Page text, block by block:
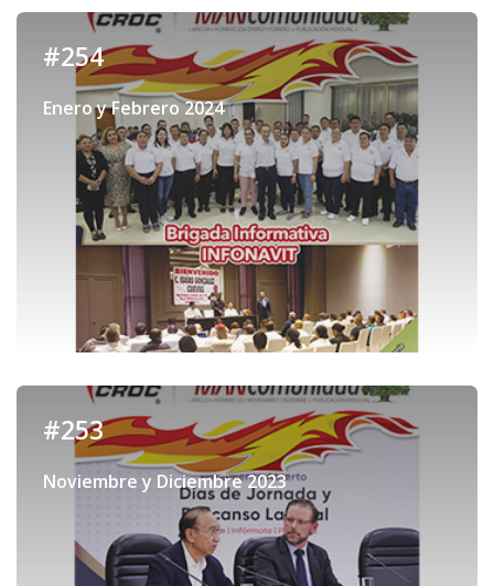
#254
Enero y Febrero 2024
#253
Noviembre y Diciembre 2023